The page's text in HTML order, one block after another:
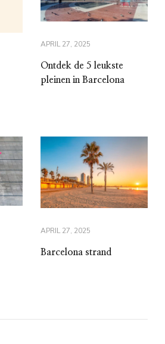
APRIL 27, 2025
Ontdek de 5 leukste
pleinen in Barcelona
APRIL 27, 2025
Barcelona strand